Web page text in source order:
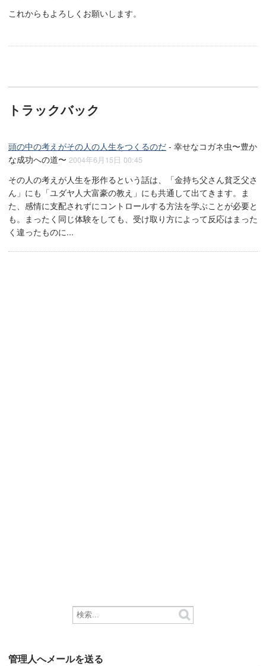
これからもよろしくお願いします。
トラックバック
頭の中の考えがその人の人生をつくるのだ - 幸せなコガネ虫〜豊か
な成功への道〜 2004年6月15日 00:45
その人の考えが人生を形作るという話は、「金持ち父さん貧乏父さ
ん」にも「ユダヤ人大富豪の教え」にも共通して出てきます。ま
た、感情に支配されずにコントロールする方法を学ぶことが必要と
も。まったく同じ体験をしても、受け取り方によって反応はまった
く違ったものに...
管理人へメールを送る